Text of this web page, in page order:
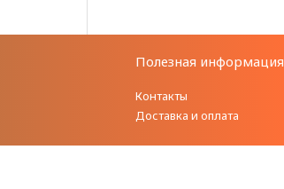
Полезная информация
Контакты
Доставка и оплата